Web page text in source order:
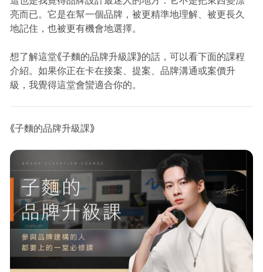
亮而已。它是在幫一個品牌，被更精準地理解、被更長久
地記住，也被更有機會地選擇。
想了解這堂《子麵的品牌升級課》的話，可以看下面的課程
介紹。如果你正在卡在接案、提案、品牌溝通或案價升
級，我覺得這堂會蠻適合你的。
《子麵的品牌升級課》